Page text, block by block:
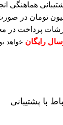
هماهنگی
تومان در
رایگان خواهد
با پشتیبانی